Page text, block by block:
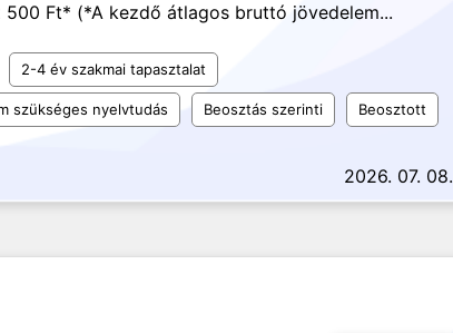
Ft* (*A kezdő átlagos bruttó jövedelem...
2-4 év szakmai tapasztalat
szükséges nyelvtudás Beosztás szerinti Beosztott
2026. 07. 08.